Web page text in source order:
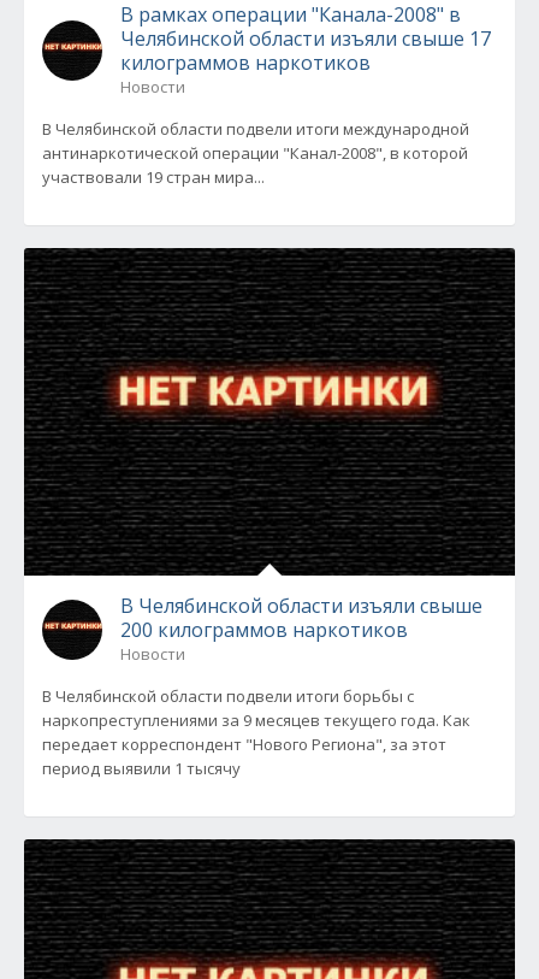
В рамках операции "Канала-2008" в
Челябинской области изъяли свыше 17
килограммов наркотиков
Новости
В Челябинской области подвели итоги международной
антинаркотической операции "Канал-2008", в которой
участвовали 19 стран мира...
В Челябинской области изъяли свыше
200 килограммов наркотиков
Новости
В Челябинской области подвели итоги борьбы с
наркопреступлениями за 9 месяцев текущего года. Как
передает корреспондент "Нового Региона", за этот
период выявили 1 тысячу